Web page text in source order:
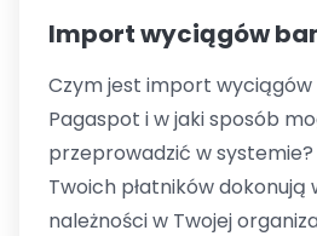
Import wyciągów
Czym jest import
Pagaspot i w jaki sposób
przeprowadzić w
Twoich płatników dokonują
należności w Twojej